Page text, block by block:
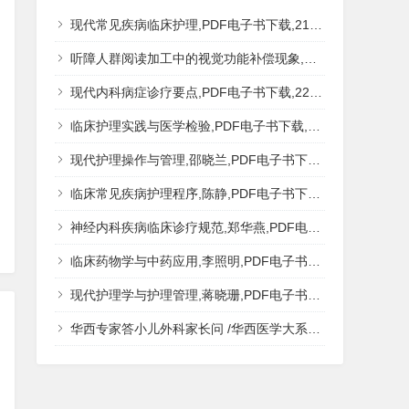
现代常见疾病临床护理,PDF电子书下载,217MB,网盘资源
听障人群阅读加工中的视觉功能补偿现象,秦钊,PDF电子书下载,网盘资源
现代内科病症诊疗要点,PDF电子书下载,223MB,网盘资源
临床护理实践与医学检验,PDF电子书下载,193MB,网盘资源
现代护理操作与管理,邵晓兰,PDF电子书下载,242MB,网盘资源
临床常见疾病护理程序,陈静,PDF电子书下载,185MB,网盘资源
神经内科疾病临床诊疗规范,郑华燕,PDF电子书下载,188MB,网盘资源
临床药物学与中药应用,李照明,PDF电子书下载,202MB,网盘资源
现代护理学与护理管理,蒋晓珊,PDF电子书下载,223MB,网盘资源
华西专家答小儿外科家长问 /华西医学大系?医学科普,PDF电子书网盘下载